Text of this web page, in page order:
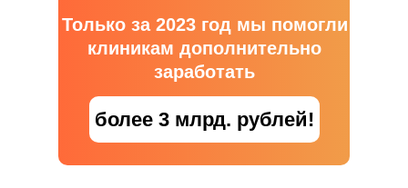
Только за 2023 год мы помогли
клиникам дополнительно
заработать
более 3 млрд. рублей!